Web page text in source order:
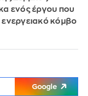
ενός έργου που
ενεργειακό κόμβο
Google